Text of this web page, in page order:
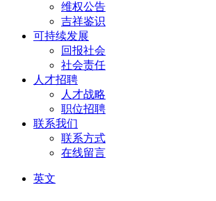
维权公告
吉祥鉴识
可持续发展
回报社会
社会责任
人才招聘
人才战略
职位招聘
联系我们
联系方式
在线留言
英文